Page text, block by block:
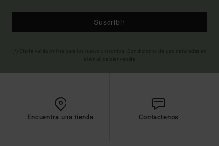
Suscribir
Encuentra una tienda Contactenos